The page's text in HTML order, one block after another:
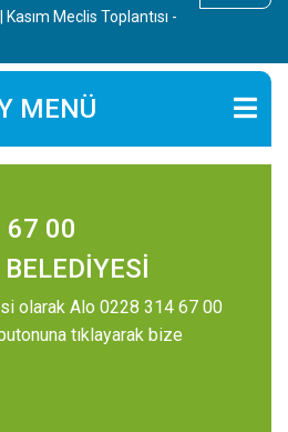
Meclis Toplantısı -
MENÜ
67 00
olarak Alo 0228 314 67 00
tıklayarak bize